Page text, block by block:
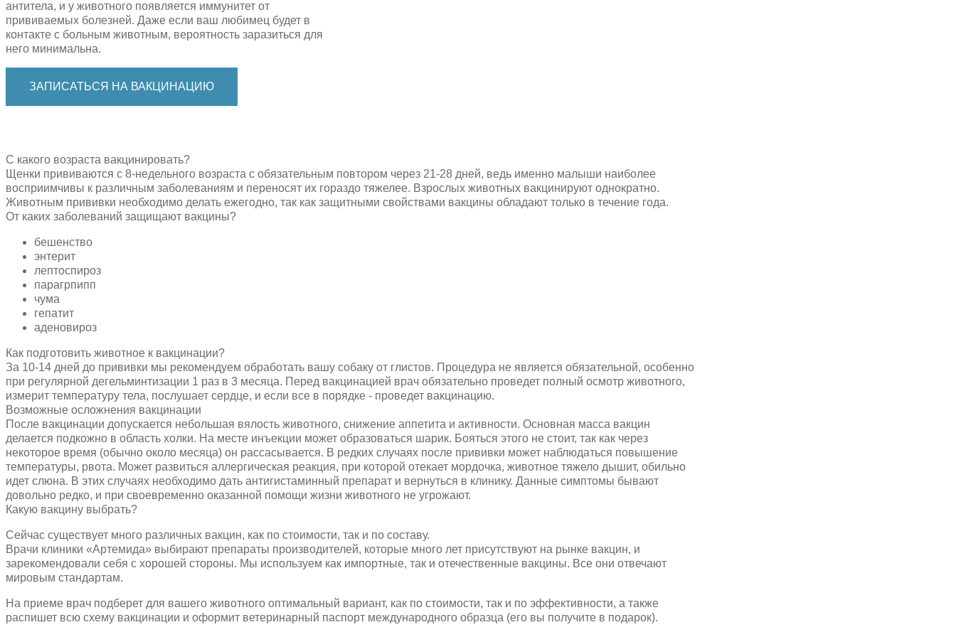
антитела, и у животного появляется иммунитет от
прививаемых болезней. Даже если ваш любимец будет в
контакте с больным животным, вероятность заразиться для
него минимальна.
ЗАПИСАТЬСЯ НА ВАКЦИНАЦИЮ
С какого возраста вакцинировать?
Щенки прививаются с 8-недельного возраста с обязательным повтором через 21-28 дней, ведь именно малыши наиболее
восприимчивы к различным заболеваниям и переносят их гораздо тяжелее. Взрослых животных вакцинируют однократно.
Животным прививки необходимо делать ежегодно, так как защитными свойствами вакцины обладают только в течение года.
От каких заболеваний защищают вакцины?
бешенство
энтерит
лептоспироз
парагрпипп
чума
гепатит
аденовироз
Как подготовить животное к вакцинации?
За 10-14 дней до прививки мы рекомендуем обработать вашу собаку от глистов. Процедура не является обязательной, особенно
при регулярной дегельминтизации 1 раз в 3 месяца. Перед вакцинацией врач обязательно проведет полный осмотр животного,
измерит температуру тела, послушает сердце, и если все в порядке - проведет вакцинацию.
Возможные осложнения вакцинации
После вакцинации допускается небольшая вялость животного, снижение аппетита и активности. Основная масса вакцин
делается подкожно в область холки. На месте инъекции может образоваться шарик. Бояться этого не стоит, так как через
некоторое время (обычно около месяца) он рассасывается. В редких случаях после прививки может наблюдаться повышение
температуры, рвота. Может развиться аллергическая реакция, при которой отекает мордочка, животное тяжело дышит, обильно
идет слюна. В этих случаях необходимо дать антигистаминный препарат и вернуться в клинику. Данные симптомы бывают
довольно редко, и при своевременно оказанной помощи жизни животного не угрожают.
Какую вакцину выбрать?
Сейчас существует много различных вакцин, как по стоимости, так и по составу.
Врачи клиники «Артемида» выбирают препараты производителей, которые много лет присутствуют на рынке вакцин, и
зарекомендовали себя с хорошей стороны. Мы используем как импортные, так и отечественные вакцины. Все они отвечают
мировым стандартам.
На приеме врач подберет для вашего животного оптимальный вариант, как по стоимости, так и по эффективности, а также
распишет всю схему вакцинации и оформит ветеринарный паспорт международного образца (его вы получите в подарок).